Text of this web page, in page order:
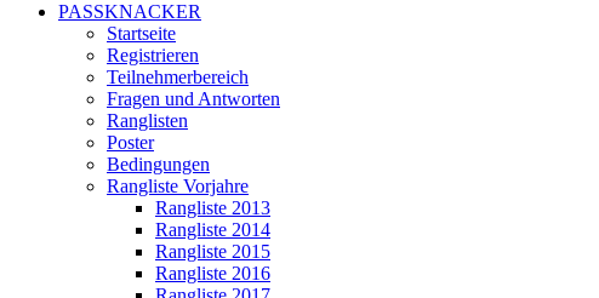
PASSKNACKER
Startseite
Registrieren
Teilnehmerbereich
Fragen und Antworten
Ranglisten
Poster
Bedingungen
Rangliste Vorjahre
Rangliste 2013
Rangliste 2014
Rangliste 2015
Rangliste 2016